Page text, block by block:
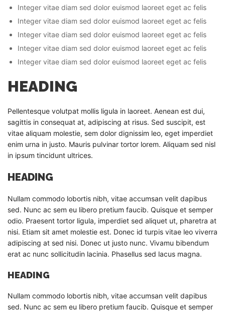
Integer vitae diam sed dolor euismod laoreet eget ac felis
Integer vitae diam sed dolor euismod laoreet eget ac felis
Integer vitae diam sed dolor euismod laoreet eget ac felis
Integer vitae diam sed dolor euismod laoreet eget ac felis
Integer vitae diam sed dolor euismod laoreet eget ac felis
HEADING
Pellentesque volutpat mollis ligula in laoreet. Aenean est dui,
sagittis in consequat at, adipiscing at risus. Sed suscipit, est
vitae aliquam molestie, sem dolor dignissim leo, eget imperdiet
enim urna in justo. Mauris pulvinar tortor lorem. Aliquam sed nisl
in ipsum tincidunt ultrices.
HEADING
Nullam commodo lobortis nibh, vitae accumsan velit dapibus
sed. Nunc ac sem eu libero pretium faucib. Quisque et semper
odio. Praesent tortor ligula, imperdiet sed aliquet ut, pharetra at
nisi. Etiam sit amet molestie est. Donec id turpis vitae leo viverra
adipiscing at sed nisi. Donec ut justo nunc. Vivamu bibendum
erat ac nunc sollicitudin lacinia. Phasellus sed lacus magna.
HEADING
Nullam commodo lobortis nibh, vitae accumsan velit dapibus
sed. Nunc ac sem eu libero pretium faucib. Quisque et semper